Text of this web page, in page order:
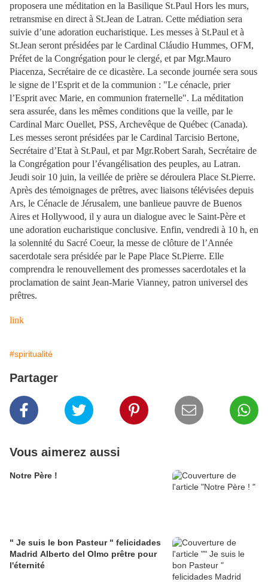
proposera une méditation en la Basilique St.Paul Hors les murs,
retransmise en direct à St.Jean de Latran. Cette médiation sera
suivie d’une adoration eucharistique. Les messes à St.Paul et à
St.Jean seront présidées par le Cardinal Cláudio Hummes, OFM,
Préfet de la Congrégation pour le clergé, et par Mgr.Mauro
Piacenza, Secrétaire de ce dicastère. La seconde journée sera sous
le signe de l’Esprit et de la communion : "Le cénacle, prier
l’Esprit avec Marie, en communion fraternelle". La méditation
sera assurée, dans les mêmes conditions que la veille, par le
Cardinal Marc Ouellet, PSS, Archevêque de Québec (Canada).
Les messes seront présidées par le Cardinal Tarcisio Bertone,
Secrétaire d’Etat à St.Paul, et par Mgr.Robert Sarah, Secrétaire de
la Congrégation pour l’évangélisation des peuples, au Latran.
Jeudi soir 10 juin, la veillée de prière se déroulera Place St.Pierre.
Après des témoignages de prêtres, avec liaisons télévisées depuis
Ars, le Cénacle de Jérusalem, une banlieue pauvre de Buenos
Aires et Hollywood, il y aura un dialogue avec le Saint-Père et
une adoration eucharistique conclusive. Enfin, vendredi à 10 h, en
la solennité du Sacré Coeur, la messe de clôture de l’Année
sacerdotale sera présidée par le Pape Place St.Pierre. Elle
comprendra le renouvellement des promesses sacerdotales et la
proclamation de saint Jean-Marie Vianney, patron universel des
prêtres.
link
#spiritualité
Partager
Vous aimerez aussi
Notre Père !
" Je suis le bon Pasteur " felicidades
Madrid Alberto del Olmo prêtre pour
l'éternité